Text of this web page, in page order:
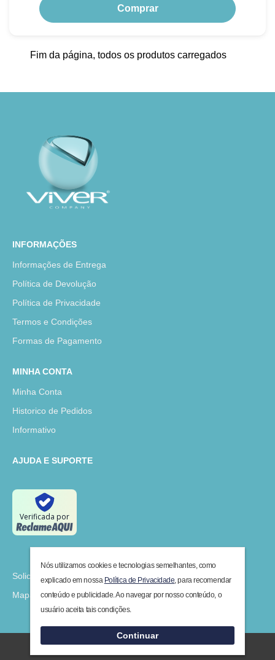
Comprar
Fim da página, todos os produtos carregados
INFORMAÇÕES
Informações de Entrega
Política de Devolução
Política de Privacidade
Termos e Condições
Formas de Pagamento
MINHA CONTA
Minha Conta
Historico de Pedidos
Informativo
AJUDA E SUPORTE
Verificada por
Solicitar Devolução
Mapa do Site
Nós utilizamos cookies e tecnologias semelhantes, como
explicado em nossa Política de Privacidade, para recomendar
conteúdo e publicidade. Ao navegar por nosso conteúdo, o
usuário aceita tais condições.
Continuar